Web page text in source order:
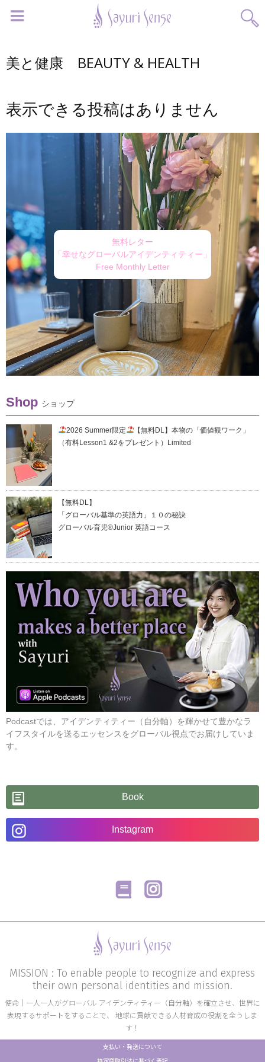
美と健康 BEAUTY & HEALTH
表示できる投稿はありません
無料レター
「幸せなグローバルアイデンティティー」
Free Monthly Letter
Shop ショップ
2026 Summer限定
【無料DL】本物の「価値観ワーク」
（有料Lesson1 &2をプレゼント）Limited
【無料DL】
「グローバル基準の英語力」１０の秘訣
グローバル育児®Junior 英語コース
Podcastでは、アイデンティティー（自分軸）を輝かせて豊かなラ
イフスタイルを送るエッセンスをグローバル視点でお届けしていま
す。
Book
Instagram
MISSION : To enable people to recognize and express
their own personal identities and mission.
使命│一人一人がグローバル アイデンティティー（自分軸）を確立させ、世界に
表現するサポートをすることで、 地球に貢献できる人材育成の役割を全うしま
す！
支払い・発送について